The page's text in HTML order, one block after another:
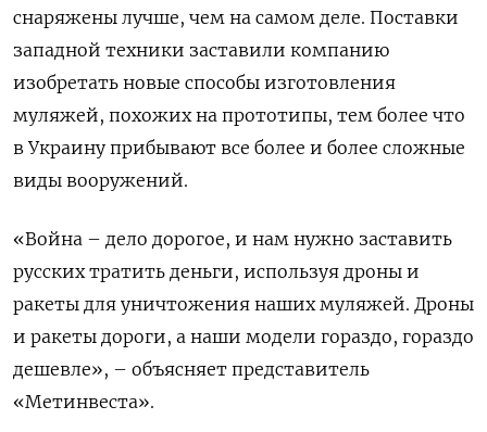
снаряжены лучше, чем на самом деле. Поставки
западной техники заставили компанию
изобретать новые способы изготовления
муляжей, похожих на прототипы, тем более что
в Украину прибывают все более и более сложные
виды вооружений.
«Война – дело дорогое, и нам нужно заставить
русских тратить деньги, используя дроны и
ракеты для уничтожения наших муляжей. Дроны
и ракеты дороги, а наши модели гораздо, гораздо
дешевле», – объясняет представитель
«Метинвеста».